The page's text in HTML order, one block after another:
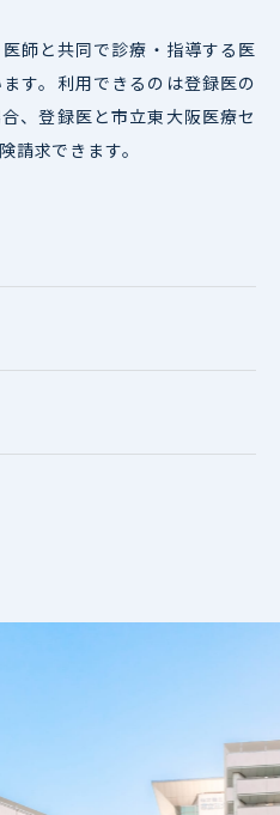
師と共同で診療・指導する医
す。利用できるのは登録医の
、登録医と市立東大阪医療セ
請求できます。